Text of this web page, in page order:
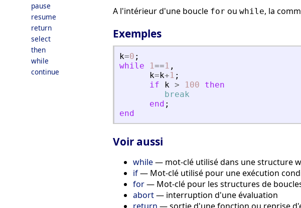
pause
resume
return
select
then
while
continue
A l'intérieur d'une boucle for ou while, la
Exemples
k=0 ;
while
1==1 ,
k= k+1 ;
if
k > 100
then
break
end ;
end
Voir aussi
while— mot-clé utilisé dans une structure
if— Mot-clé utilisé pour une exécution
for— Mot-clé pour les structures de
abort— interruption d'une évaluation